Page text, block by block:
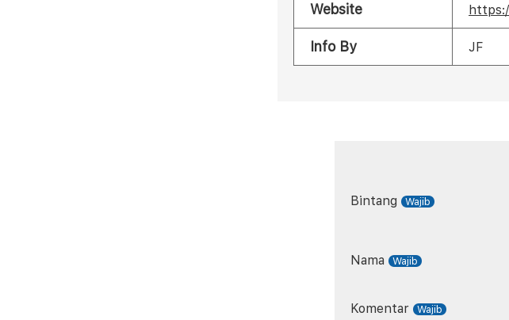
Website
Info By JF
Bintang
Nama
Komentar